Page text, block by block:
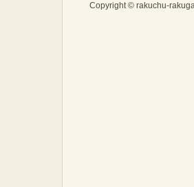
Copyright © rakuchu-